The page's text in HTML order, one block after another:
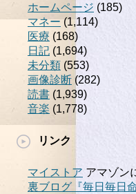
ホームページ (185)
マネー(1,114)
医療 (168)
日記 (1,694)
未分類 (553)
画像診断 (282)
読書 (1,939)
音楽 (1,778)
リンク
マイストア アマゾン
裏ブログ『毎日毎日